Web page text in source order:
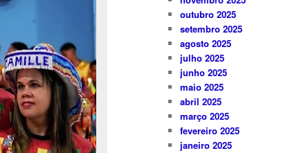
outubro 2025
setembro 2025
agosto 2025
julho 2025
junho 2025
maio 2025
abril 2025
março 2025
fevereiro 2025
janeiro 2025